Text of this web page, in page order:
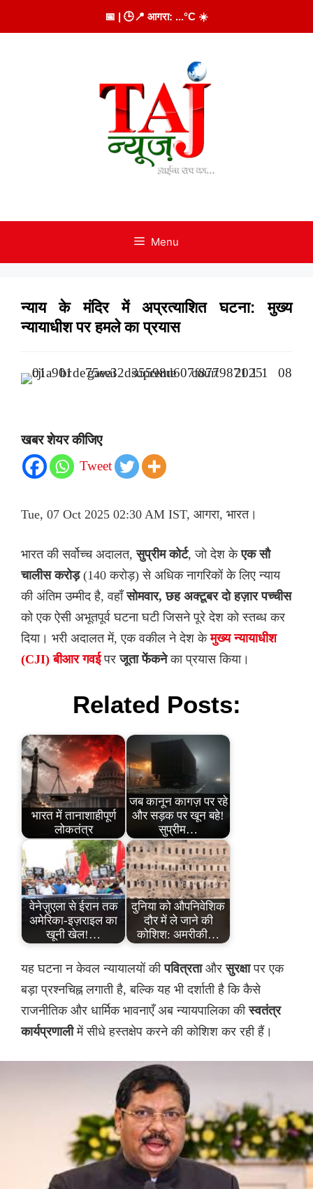
to
📅 | 🕒📍 आगरा: ...°C ☀️
Menu
न्याय के मंदिर में अप्रत्याशित घटना: मुख्य
न्यायाधीश पर हमले का प्रयास
खबर शेयर कीजिए
Tweet
Tue, 07 Oct 2025 02:30 AM IST, आगरा, भारत।
भारत की सर्वोच्च अदालत,सुप्रीम कोर्ट, जो देश केएक सौ
चालीस करोड़(140 करोड़) से अधिक नागरिकों के लिए न्याय
की अंतिम उम्मीद है, वहाँसोमवार, छह अक्टूबर दो हज़ार पच्चीस
को एक ऐसी अभूतपूर्व घटना घटी जिसने पूरे देश को स्तब्ध कर
दिया। भरी अदालत में, एक वकील ने देश केमुख्य न्यायाधीश
(CJI) बीआर गवईपरजूता फेंकनेका प्रयास किया।
Related Posts:
भारत में तानाशाहीपूर्ण
लोकतंत्र
जब कानून कागज़ पर रहे
और सड़क पर खून बहे!
सुप्रीम…
वेनेज़ुएला से ईरान तक
अमेरिका-इज़राइल का
खूनी खेल!…
दुनिया को औपनिवेशिक
दौर में ले जाने की
कोशिश: अमरीकी…
यह घटना न केवल न्यायालयों कीपवित्रताऔरसुरक्षापर एक
बड़ा प्रश्नचिह्न लगाती है, बल्कि यह भी दर्शाती है कि कैसे
राजनीतिक और धार्मिक भावनाएँ अब न्यायपालिका कीस्वतंत्र
कार्यप्रणालीमें सीधे हस्तक्षेप करने की कोशिश कर रही हैं।